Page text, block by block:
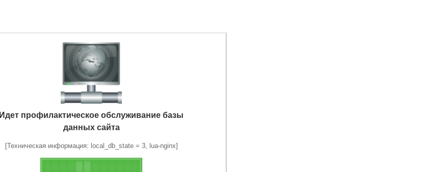
Идет профилактическое обслуживание базы
данных сайта
[Техническая информация: local_db_state = 3, lua-nginx]